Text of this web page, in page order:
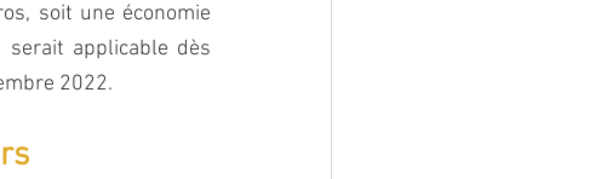
soit une économie
serait applicable dès
2022.